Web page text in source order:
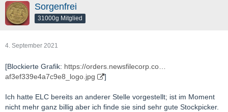
Sorgenfrei
31000g Mitglied
4. September 2021
[Blockierte Grafik: https://orders.newsfilecorp.co…
af3ef339e4a7c9e8_logo.jpg
]
Ich hatte ELC bereits an anderer Stelle vorgestellt; ist im Moment
nicht mehr ganz billig aber ich finde sie sind sehr gute Stockpicker.